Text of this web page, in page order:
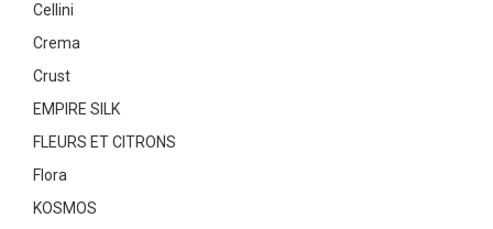
приборы
Фарфор
Декор
Cellini
Crema
Crust
EMPIRE SILK
FLEURS ET CITRONS
Flora
KOSMOS